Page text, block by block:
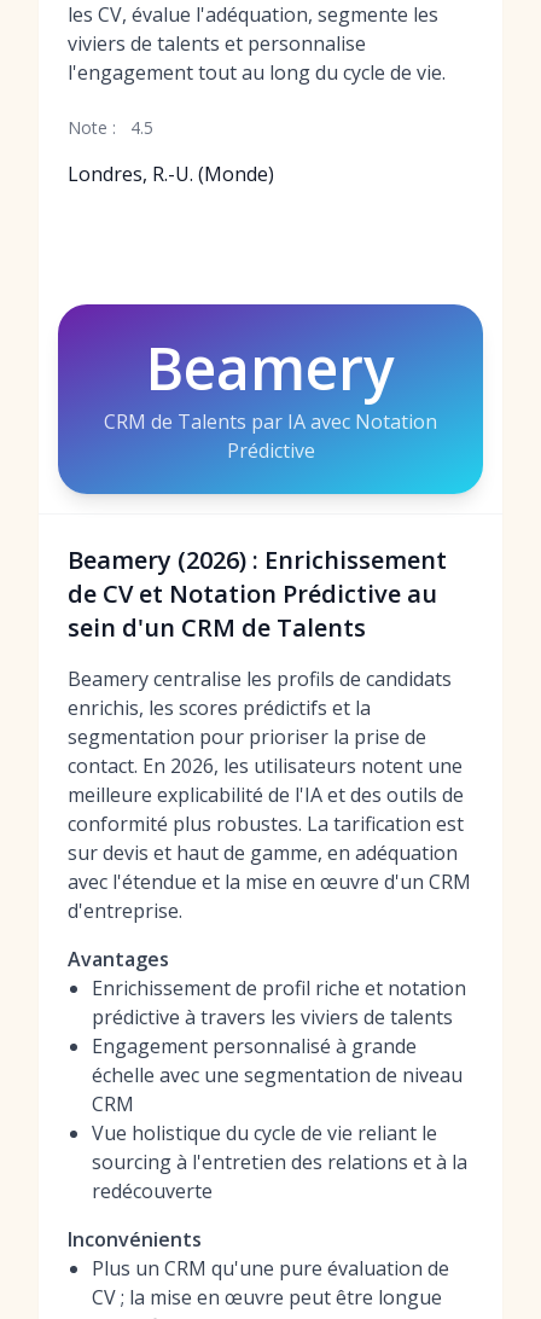
les CV, évalue l'adéquation, segmente les
viviers de talents et personnalise
l'engagement tout au long du cycle de vie.
Note : 4.5
Londres, R.-U. (Monde)
Beamery
CRM de Talents par IA avec Notation
Prédictive
Beamery (2026) : Enrichissement
de CV et Notation Prédictive au
sein d'un CRM de Talents
Beamery centralise les profils de candidats
enrichis, les scores prédictifs et la
segmentation pour prioriser la prise de
contact. En 2026, les utilisateurs notent une
meilleure explicabilité de l'IA et des outils de
conformité plus robustes. La tarification est
sur devis et haut de gamme, en adéquation
avec l'étendue et la mise en œuvre d'un CRM
d'entreprise.
Avantages
Enrichissement de profil riche et notation
prédictive à travers les viviers de talents
Engagement personnalisé à grande
échelle avec une segmentation de niveau
CRM
Vue holistique du cycle de vie reliant le
sourcing à l'entretien des relations et à la
redécouverte
Inconvénients
Plus un CRM qu'une pure évaluation de
CV ; la mise en œuvre peut être longue